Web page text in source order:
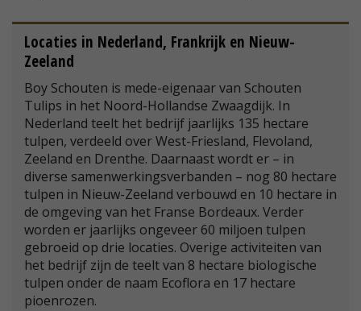
Locaties in Nederland, Frankrijk en Nieuw-
Zeeland
Boy Schouten is mede-eigenaar van Schouten
Tulips in het Noord-Hollandse Zwaagdijk. In
Nederland teelt het bedrijf jaarlijks 135 hectare
tulpen, verdeeld over West-Friesland, Flevoland,
Zeeland en Drenthe. Daarnaast wordt er – in
diverse samenwerkingsverbanden – nog 80 hectare
tulpen in Nieuw-Zeeland verbouwd en 10 hectare in
de omgeving van het Franse Bordeaux. Verder
worden er jaarlijks ongeveer 60 miljoen tulpen
gebroeid op drie locaties. Overige activiteiten van
het bedrijf zijn de teelt van 8 hectare biologische
tulpen onder de naam Ecoflora en 17 hectare
pioenrozen.